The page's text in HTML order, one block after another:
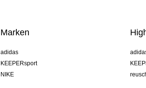
Marken
adidas
KEEPERsport
NIKE